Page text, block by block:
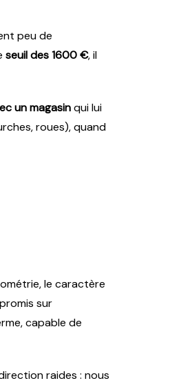
peu de
seuil des 1600 €, il
un magasinqui lui
roues), quand
le caractère
sur
capable de
raides : nous